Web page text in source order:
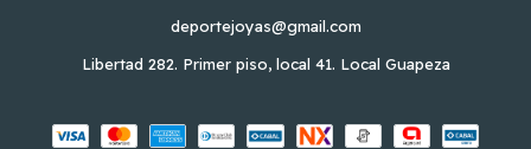
deportejoyas@gmail.com
Libertad 282. Primer piso, local 41. Local Guapeza